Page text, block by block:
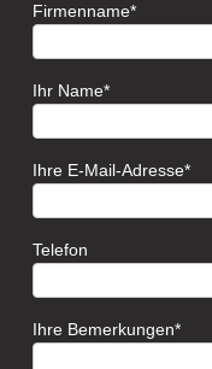
Firmenname
Ihr Name
Ihre E-Mail-Adresse
Telefon
Ihre Bemerkungen